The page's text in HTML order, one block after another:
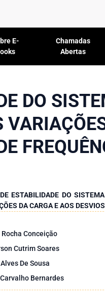
E-
Chamadas
Abertas
DO
ESTABILIDADE DO
DA CARGA E AOS
Rocha Conceição
Cutrim Soares
De Sousa
Bernardes